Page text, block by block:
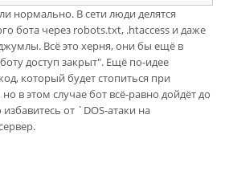
нормально. В сети люди делятся
бота через robots.txt, .htaccess и даже
Всё это херня, они бы ещё в
доступ закрыт". Ещё по-идее
который будет стопиться при
в этом случае бот всё-равно дойдёт до
от `DOS-атаки на